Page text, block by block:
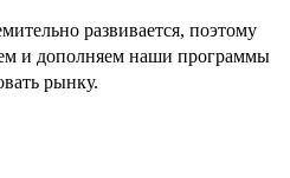
развивается, поэтому
и дополняем наши программы
рынку.